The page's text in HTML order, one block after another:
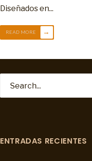
Diseñados en...
READ MORE →
ENTRADAS RECIENTES